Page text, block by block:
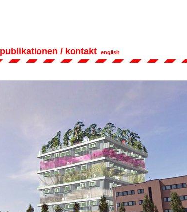
publikationen / kontakt english